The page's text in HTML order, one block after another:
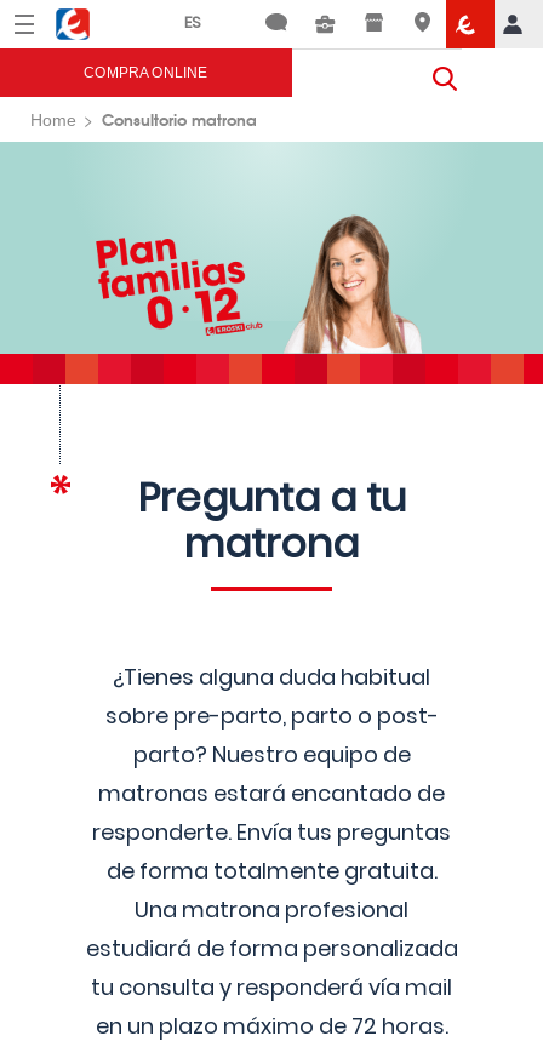
Menú Eroski
COMPRA ONLINE
Home Consultorio matrona
Pregunta a tu
matrona
¿Tienes alguna duda habitual
sobre pre-parto, parto o post-
parto? Nuestro equipo de
matronas estará encantado de
responderte. Envía tus preguntas
de forma totalmente gratuita.
Una matrona profesional
estudiará de forma personalizada
tu consulta y responderá vía mail
en un plazo máximo de 72 horas.